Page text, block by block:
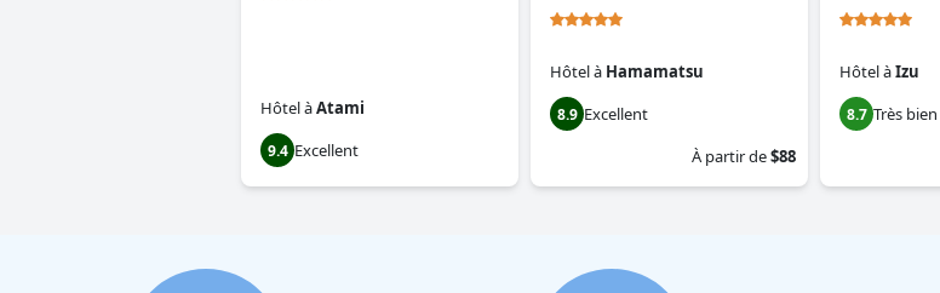
HôtelàAtami
9.4 Excellent
Hôtelà Hamamatsu
8.9 Excellent
À partir de$88
HôtelàIzu
8.7 Très bien